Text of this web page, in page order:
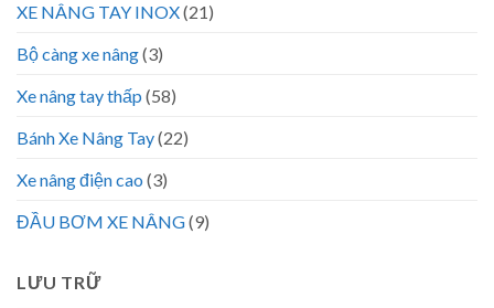
XE NÂNG TAY INOX(21)
Bộ càng xe nâng(3)
Xe nâng tay thấp (58)
Bánh Xe Nâng Tay(22)
Xe nâng điện cao (3)
ĐẦU BƠM XE NÂNG(9)
LƯU TRỮ